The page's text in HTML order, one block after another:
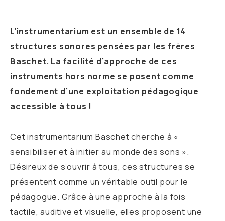
L’instrumentarium est un ensemble de 14
structures sonores pensées par les frères
Baschet. La facilité d’approche de ces
instruments hors norme se posent comme
fondement d’une exploitation pédagogique
accessible à tous !
Cet instrumentarium Baschet cherche à «
sensibiliser et à initier au monde des sons ».
Désireux de s’ouvrir à tous, ces structures se
présentent comme un véritable outil pour le
pédagogue. Grâce à une approche à la fois
tactile, auditive et visuelle, elles proposent une